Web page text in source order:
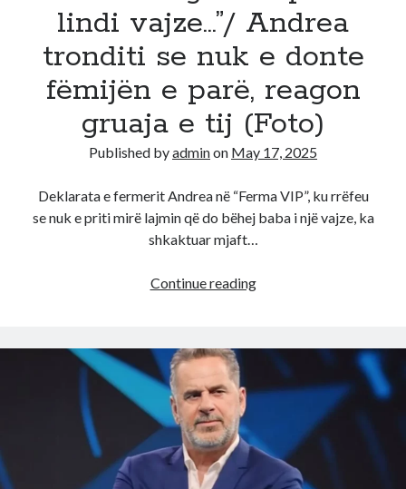
shpulles
lindi vajze…”/ Andrea
tronditi se nuk e donte
fëmijën e parë, reagon
gruaja e tij (Foto)
Published byadminon May 17, 2025
Deklarata e fermerit Andrea në “Ferma VIP”, ku rrëfeu
se nuk e priti mirë lajmin që do bëhej baba i një vajze, ka
shkaktuar mjaft…
Continue reading“E
shtepia
lindi
Andrea
tronditi